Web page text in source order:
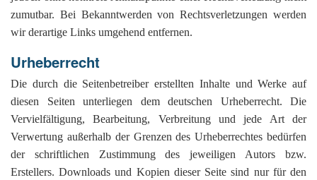
zumutbar. Bei Bekanntwerden von Rechtsverletzungen werden
wir derartige Links umgehend entfernen.
Urheberrecht
Die durch die Seitenbetreiber erstellten Inhalte und Werke auf
diesen Seiten unterliegen dem deutschen Urheberrecht. Die
Vervielfältigung, Bearbeitung, Verbreitung und jede Art der
Verwertung außerhalb der Grenzen des Urheberrechtes bedürfen
der schriftlichen Zustimmung des jeweiligen Autors bzw.
Erstellers. Downloads und Kopien dieser Seite sind nur für den